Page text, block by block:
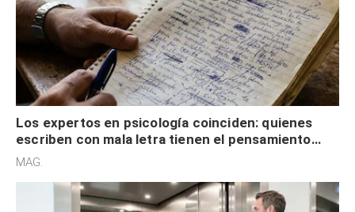
Los expertos en psicología coinciden: quienes
escriben con mala letra tienen el pensamiento
acelerado y no lo hacen por desinterés
MAG.